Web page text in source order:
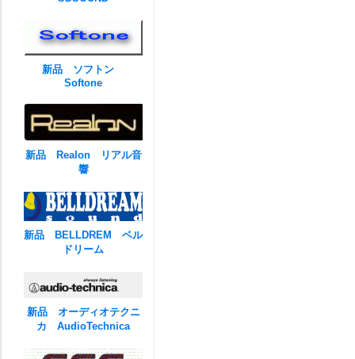
新品 ソフトン
Softone
新品 Realon リアル音
響
新品 BELLDREM ベル
ドリーム
新品 オーディオテクニ
カ AudioTechnica